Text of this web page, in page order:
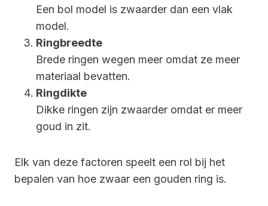
Een bol model is zwaarder dan een vlak
model.
Ringbreedte
Brede ringen wegen meer omdat ze meer
materiaal bevatten.
Ringdikte
Dikke ringen zijn zwaarder omdat er meer
goud in zit.
Elk van deze factoren speelt een rol bij het
bepalen van hoe zwaar een gouden ring is.